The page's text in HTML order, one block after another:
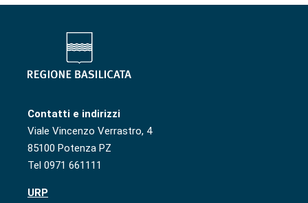
Contatti e indirizzi
Viale Vincenzo Verrastro, 4
85100 Potenza PZ
Tel 0971 661111
URP